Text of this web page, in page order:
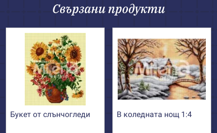
Свързани продукти
Букет от слънчогледи В коледната нощ 1:4